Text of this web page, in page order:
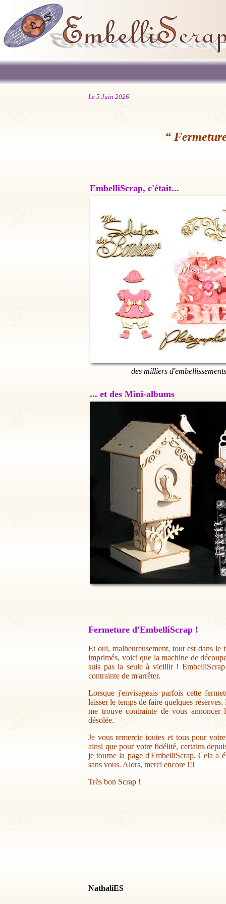
Le 5 Juin 2026
“
EmbelliScrap, c'était...
des milliers
... et des Mini-albums
Fermeture d'EmbelliScrap !
Et oui, malheureusement, tout est dans
imprimés, voici que la machine de
suis pas la seule à vieillir !
contrainte de m'arrêter.
Lorsque j'envisageais parfois cette
laisser le temps de faire quelques
me trouve contrainte de vous annoncer
désolée.
Je vous remercie toutes et tous pour
ainsi que pour votre fidélité, certains
je tourne la page d'EmbelliScrap. Cela a
sans vous. Alors, merci encore !!!
Très bon Scrap !
NathaliES